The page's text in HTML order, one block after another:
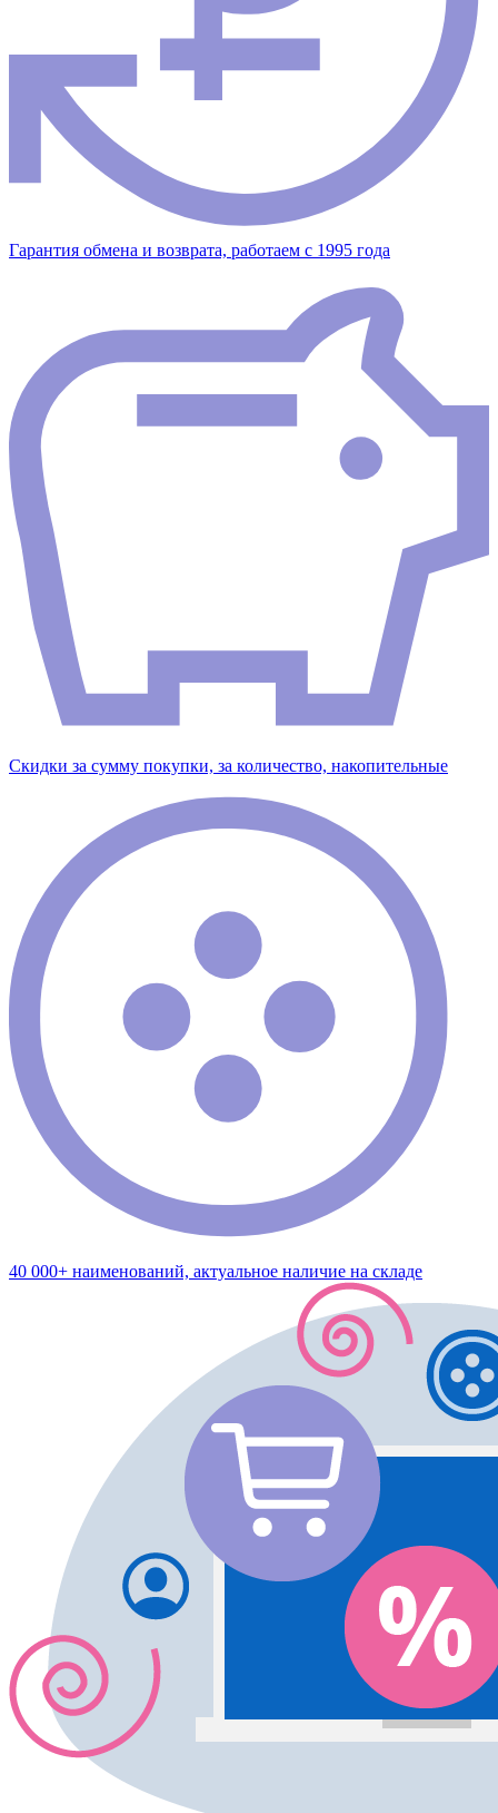
Гарантия обмена и возврата, работаем с 1995 года
Скидки за сумму покупки, за количество, накопительные
40 000+ наименований, актуальное наличие на складе